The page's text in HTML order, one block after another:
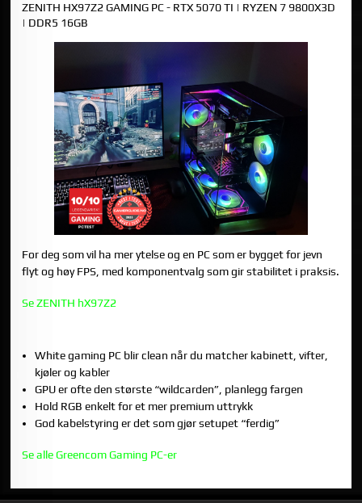
ZENITH HX97Z2 GAMING PC - RTX 5070 TI | RYZEN 7 9800X3D
| DDR5 16GB
For deg som vil ha mer ytelse og en PC som er bygget for jevn
flyt og høy FPS, med komponentvalg som gir stabilitet i praksis.
Se ZENITH hX97Z2
White gaming PC blir clean når du matcher kabinett, vifter,
kjøler og kabler
GPU er ofte den største “wildcarden”, planlegg fargen
Hold RGB enkelt for et mer premium uttrykk
God kabelstyring er det som gjør setupet “ferdig”
Se alle Greencom Gaming PC-er